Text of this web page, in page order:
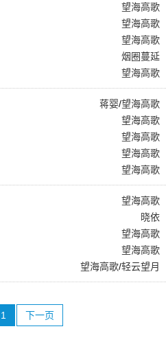
望海高歌
望海高歌
望海高歌
烟圈蔓延
望海高歌
蒋婴/望海高歌
望海高歌
望海高歌
望海高歌
望海高歌
望海高歌
晓依
望海高歌
望海高歌
望海高歌/轻云望月
1 下一页